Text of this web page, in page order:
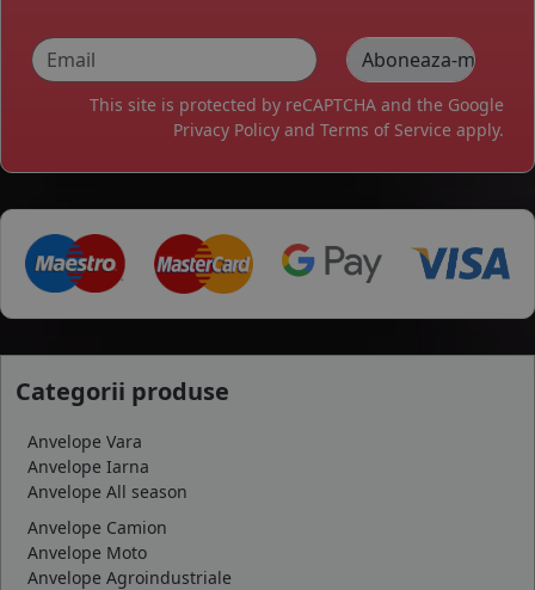
This site is protected by reCAPTCHA and the Google
Privacy Policy and Terms of Service apply.
Categorii produse
Anvelope Vara
Anvelope Iarna
Anvelope All season
Anvelope Camion
Anvelope Moto
Anvelope Agroindustriale